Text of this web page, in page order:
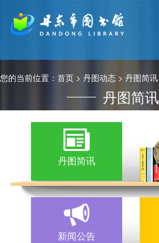
您的当前位置： 首页 > 丹图动态 > 丹图简讯
丹图简讯
丹图简讯
新闻公告